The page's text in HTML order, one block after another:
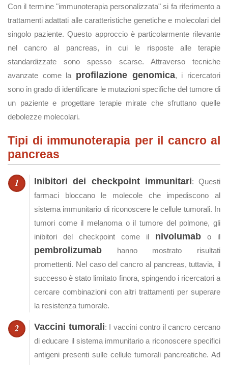
Con il termine "immunoterapia personalizzata" si fa riferimento a
trattamenti adattati alle caratteristiche genetiche e molecolari del
singolo paziente. Questo approccio è particolarmente rilevante
nel cancro al pancreas, in cui le risposte alle terapie
standardizzate sono spesso scarse. Attraverso tecniche
avanzate come la profilazione genomica, i ricercatori
sono in grado di identificare le mutazioni specifiche del tumore di
un paziente e progettare terapie mirate che sfruttano quelle
debolezze molecolari.
Tipi di immunoterapia per il cancro al
pancreas
Inibitori dei checkpoint immunitari: Questi
farmaci bloccano le molecole che impediscono al
sistema immunitario di riconoscere le cellule tumorali. In
tumori come il melanoma o il tumore del polmone, gli
inibitori del checkpoint come il nivolumab o il
pembrolizumab hanno mostrato risultati
promettenti. Nel caso del cancro al pancreas, tuttavia, il
successo è stato limitato finora, spingendo i ricercatori a
cercare combinazioni con altri trattamenti per superare
la resistenza tumorale.
Vaccini tumorali: I vaccini contro il cancro cercano
di educare il sistema immunitario a riconoscere specifici
antigeni presenti sulle cellule tumorali pancreatiche. Ad